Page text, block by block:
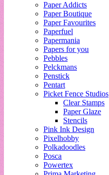
Paper Addicts
Paper Boutique
Paper Favourites
Paperfuel
Papermania
Papers for you
Pebbles
Pelckmans
Penstick
Pentart
Picket Fence Studios
Clear Stamps
Paper Glaze
Stencils
Pink Ink Design
Pixelhobby
Polkadoodles
Posca
Powertex